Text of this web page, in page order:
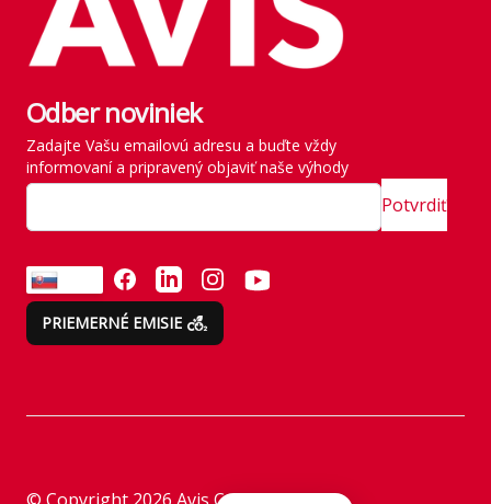
Franchise
Kľúčoví zamestnanci
História
SITE MAP
Parkovanie pre rastúce
flotily: nové modely
mobility v roku 2026
Vyzdvihnutie vozidla
Zavádzame vlastné
Odvezte si všetko naraz
Odber noviniek
Zadajte Vašu emailovú adresu a buďte vždy
informovaní a pripravený objaviť naše výhody
Potvrdiť
FACEBOOKLINKEDININSTAGRAM
YOUTUBE
PRIEMERNÉ EMISIE